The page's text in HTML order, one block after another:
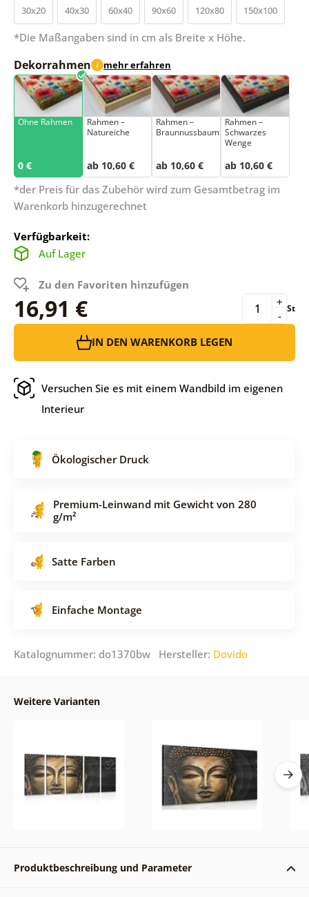
30x20 40x30 60x40 90x60 120x80 150x100
*Die Maßangaben sind in cm als Breite x Höhe.
Dekorrahmen i mehr erfahren
Ohne Rahmen
0 €
Rahmen –
Natureiche
ab 10,60 €
Rahmen –
Braunnussbaum
ab 10,60 €
Rahmen –
Schwarzes
Wenge
ab 10,60 €
*der Preis für das Zubehör wird zum Gesamtbetrag im
Warenkorb hinzugerechnet
Verfügbarkeit:
Auf Lager
Zu den Favoriten hinzufügen
16,91 € -
+ St
IN DEN WARENKORB LEGEN
Versuchen Sie es mit einem Wandbild im eigenen
Interieur
Ökologischer Druck
Premium-Leinwand mit Gewicht von 280
g/m²
Satte Farben
Einfache Montage
Katalognummer: do1370bw Hersteller: Dovido
Weitere Varianten
Produktbeschreibung und Parameter